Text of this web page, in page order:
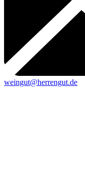
weingut@herrengut.de